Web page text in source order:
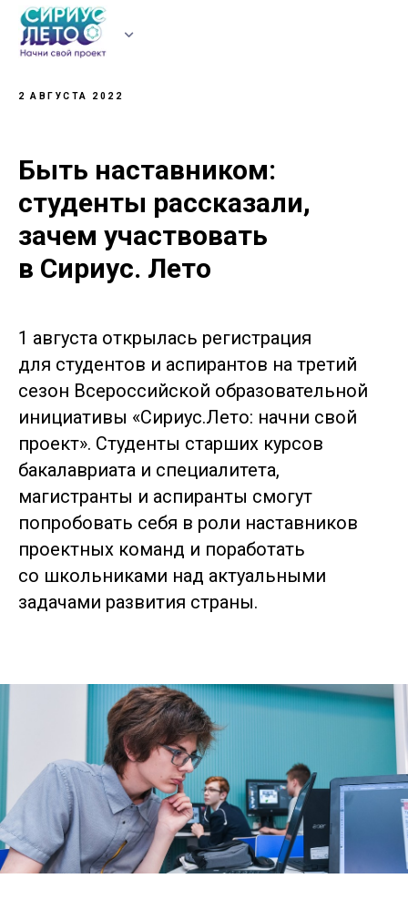
2 АВГУСТА 2022
Быть наставником:
студенты рассказали,
зачем участвовать
в Сириус. Лето
1 августа открылась регистрация
для студентов и аспирантов на третий
сезон Всероссийской образовательной
инициативы «Сириус.Лето: начни свой
проект». Студенты старших курсов
бакалавриата и специалитета,
магистранты и аспиранты смогут
попробовать себя в роли наставников
проектных команд и поработать
со школьниками над актуальными
задачами развития страны.